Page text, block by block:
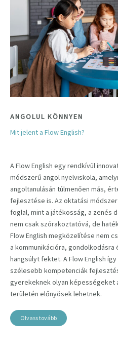
ANGOLUL KÖNNYEN
Mit jelent a Flow English?
A Flow English egy rendkívül
módszerű angol nyelviskola,
angoltanulásán túlmenően más,
fejlesztése is. Az oktatási
foglal, mint a játékosság, a zenés
nem csak szórakoztatóvá, de
Flow English megközelítése nem
a kommunikációra,
hangsúlyt fektet. A Flow English
szélesebb kompetenciák
gyerekeknek olyan képességeket
területén előnyösek lehetnek.
Olvass tovább